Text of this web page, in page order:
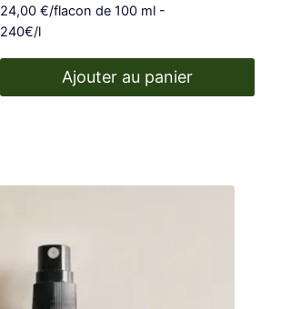
24,00 €/flacon de 100 ml -
240€/l
Ajouter au panier